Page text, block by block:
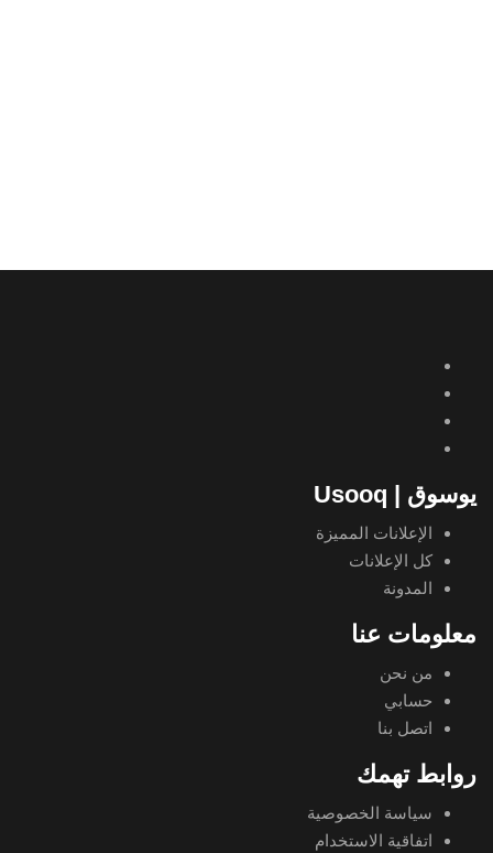
يوسوق | Usooq
الإعلانات المميزة
كل الإعلانات
المدونة
معلومات عنا
من نحن
حسابي
اتصل بنا
روابط تهمك
سياسة الخصوصية
اتفاقية الاستخدام